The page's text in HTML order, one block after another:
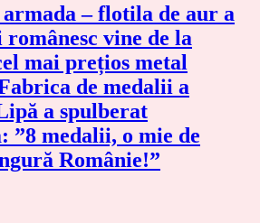
– flotila de aur a
vine de la
mai prețios metal
de medalii a
a spulberat
”8 medalii, o mie de
Românie!”